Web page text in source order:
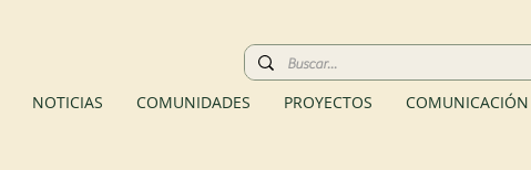
NOTICIAS COMUNIDADES PROYECTOS COMUNICACIÓN